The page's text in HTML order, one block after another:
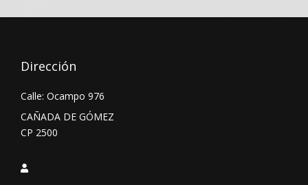
Dirección
Calle: Ocampo 976
CAÑADA DE GÓMEZ
CP 2500